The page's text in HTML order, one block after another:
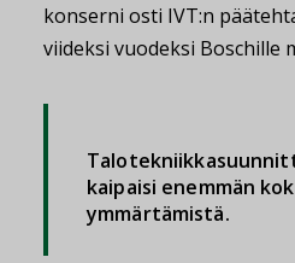
konserni osti IVT:n
viideksi vuodeksi Boschille
kaipaisi enemmän
ymmärtämistä.